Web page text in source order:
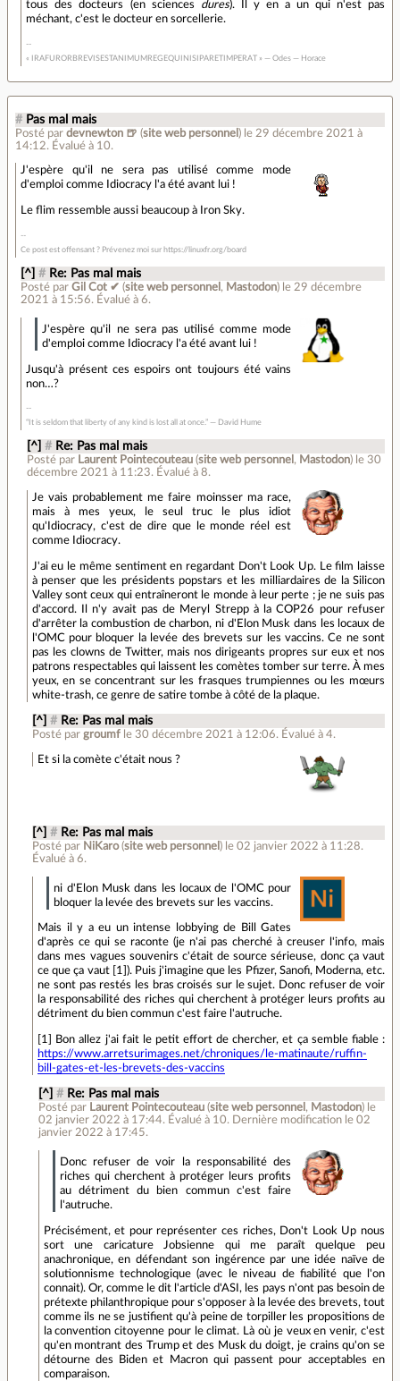
tous des docteurs (en sciences dures). Il y en a un qui n'est pas
méchant, c'est le docteur en sorcellerie.
« IRAFURORBREVISESTANIMUMREGEQUINISIPARETIMPERAT » — Odes — Horace
# Pas mal mais
Posté par devnewton 🍺 (site web personnel ) le 29 décembre 2021 à
14:12. Évalué à 10.
J'espère qu'il ne sera pas utilisé comme mode
d'emploi comme Idiocracy l'a été avant lui !
Le flim ressemble aussi beaucoup à Iron Sky.
Ce post est offensant ? Prévenez moi sur https://linuxfr.org/board
[^] # Re: Pas mal mais
Posté parGil Cot ✔ (site web personnel , Mastodon) le 29 décembre
2021 à 15:56. Évalué à6.
J'espère qu'il ne sera pas utilisé comme mode
d'emploi comme Idiocracy l'a été avant lui !
Jusqu'à présent ces espoirs ont toujours été vains
non…?
“It is seldom that liberty of any kind is lost all at once.” ― David Hume
[^] # Re: Pas mal mais
Posté par Laurent Pointecouteau(site web personnel , Mastodon) le 30
décembre 2021 à 11:23.Évalué à 8.
Je vais probablement me faire moinsser ma race,
mais à mes yeux, le seul truc le plus idiot
qu'Idiocracy, c'est de dire que le monde réel est
comme Idiocracy.
J'ai eu le même sentiment en regardant Don't Look Up. Le film laisse
à penser que les présidents popstars et les milliardaires de la Silicon
Valley sont ceux qui entraîneront le monde à leur perte ; je ne suis pas
d'accord. Il n'y avait pas de Meryl Strepp à la COP26 pour refuser
d'arrêter la combustion de charbon, ni d'Elon Musk dans les locaux de
l'OMC pour bloquer la levée des brevets sur les vaccins. Ce ne sont
pas les clowns de Twitter, mais nos dirigeants propres sur eux et nos
patrons respectables qui laissent les comètes tomber sur terre. À mes
yeux, en se concentrant sur les frasques trumpiennes ou les mœurs
white-trash, ce genre de satire tombe à côté de la plaque.
[^] # Re: Pas mal mais
Posté pargroumf le 30 décembre 2021 à 12:06. Évalué à4.
Et si la comète c'était nous ?
[^] # Re: Pas mal mais
Posté par NiKaro(site web personnel ) le 02 janvier 2022 à 11:28.
Évalué à6.
ni d'Elon Musk dans les locaux de l'OMC pour
bloquer la levée des brevets sur les vaccins.
Mais il y a eu un intense lobbying de Bill Gates
d'après ce qui se raconte (je n'ai pas cherché à creuser l'info, mais
dans mes vagues souvenirs c'était de source sérieuse, donc ça vaut
ce que ça vaut [1]). Puis j'imagine que les Pfizer, Sanofi, Moderna, etc.
ne sont pas restés les bras croisés sur le sujet. Donc refuser de voir
la responsabilité des riches qui cherchent à protéger leurs profits au
détriment du bien commun c'est faire l'autruche.
[1] Bon allez j'ai fait le petit effort de chercher, et ça semble fiable :
https://www.arretsurimages.net/chroniques/le-matinaute/ruffin-
bill-gates-et-les-brevets-des-vaccins
[^] # Re: Pas mal mais
Posté par Laurent Pointecouteau(site web personnel , Mastodon) le
02 janvier 2022 à 17:44. Évalué à 10. Dernière modification le 02
janvier 2022 à 17:45.
Donc refuser de voir la responsabilité des
riches qui cherchent à protéger leurs profits
au détriment du bien commun c'est faire
l'autruche.
Précisément, et pour représenter ces riches, Don't Look Up nous
sort une caricature Jobsienne qui me paraît quelque peu
anachronique, en défendant son ingérence par une idée naïve de
solutionnisme technologique (avec le niveau de fiabilité que l'on
connait). Or, comme le dit l'article d'ASI, les pays n'ont pas besoin de
prétexte philanthropique pour s'opposer à la levée des brevets, tout
comme ils ne se justifient qu'à peine de torpiller les propositions de
la convention citoyenne pour le climat. Là où je veux en venir, c'est
qu'en montrant des Trump et des Musk du doigt, je crains qu'on se
détourne des Biden et Macron qui passent pour acceptables en
comparaison.